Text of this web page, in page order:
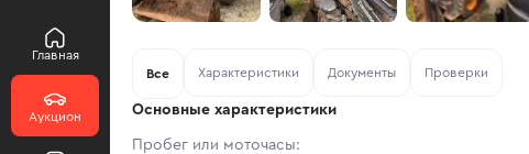
Главная
Аукцион
Все Характеристики Документы Проверки
Основные характеристики
Пробег или моточасы: